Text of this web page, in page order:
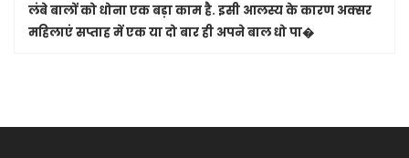
लंबे बालों को धोना एक बड़ा काम है. इसी आलस्य के कारण अक्सर
महिलाएं सप्ताह में एक या दो बार ही अपने बाल धो पा�